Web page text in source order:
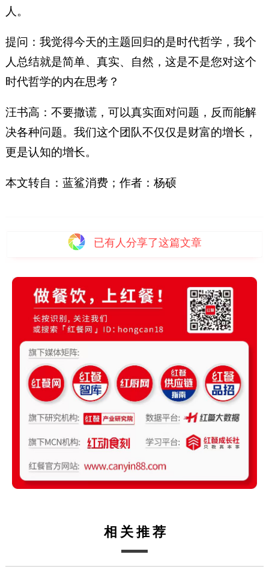
人。
提问：我觉得今天的主题回归的是时代哲学，我个
人总结就是简单、真实、自然，这是不是您对这个
时代哲学的内在思考？
汪书高：不要撒谎，可以真实面对问题，反而能解
决各种问题。我们这个团队不仅仅是财富的增长，
更是认知的增长。
本文转自：蓝鲨消费；作者：杨硕
已有人分享了这篇文章
相关推荐